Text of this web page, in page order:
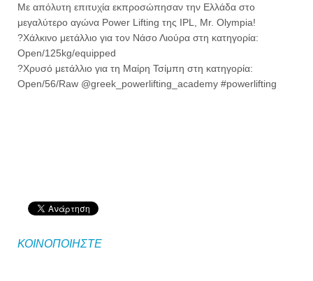
Με απόλυτη επιτυχία εκπροσώπησαν την Ελλάδα στο
μεγαλύτερο αγώνα Power Lifting της IPL, Mr. Olympia!
?Χάλκινο μετάλλιο για τον Νάσο Λιούρα στη κατηγορία:
Open/125kg/equipped
?Χρυσό μετάλλιο για τη Μαίρη Τσίμπη στη κατηγορία:
Open/56/Raw @greek_powerlifting_academy #powerlifting
ΚΟΙΝΟΠΟΙΗΣΤΕ